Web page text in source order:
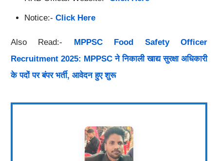
Notice:- Click Here
Also Read:- MPPSC Food Safety Officer
Recruitment 2025: MPPSC ने निकाली खाद्य सुरक्षा अधिकारी
के पदों पर बंपर भर्ती, आवेदन हुए शुरू